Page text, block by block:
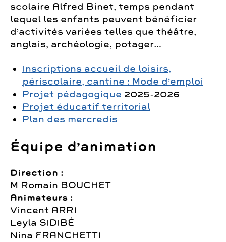
scolaire Alfred Binet, temps pendant
lequel les enfants peuvent bénéficier
d’activités variées telles que théâtre,
anglais, archéologie, potager…
Inscriptions accueil de loisirs,
périscolaire, cantine : Mode d’emploi
Projet pédagogique 2025-2026
Projet éducatif territorial
Plan des mercredis
Équipe d’animation
Direction :
M Romain BOUCHET
Animateurs :
Vincent ARRI
Leyla SIDIBÉ
Nina FRANCHETTI